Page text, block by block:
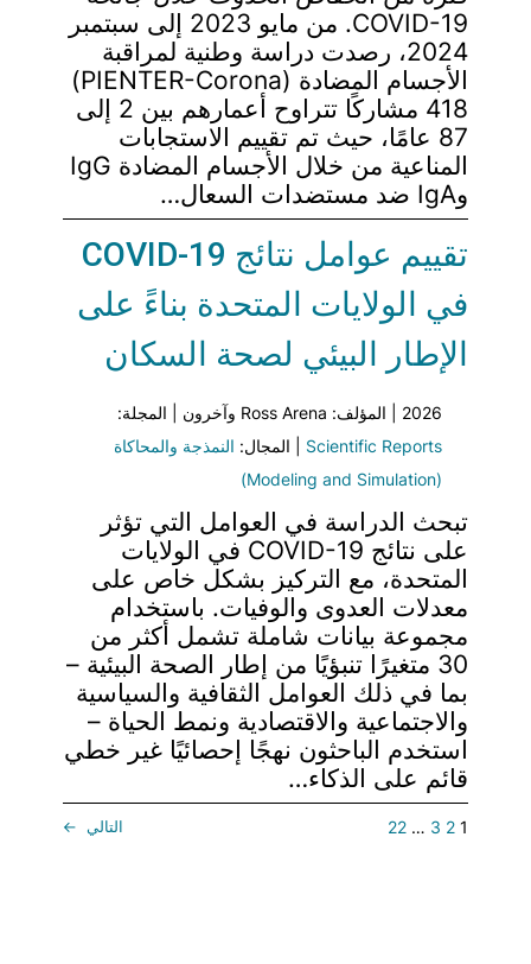
COVID-19. من مايو 2023 إلى سبتمبر
2024، رصدت دراسة وطنية لمراقبة
الأجسام المضادة (PIENTER-Corona)
418 مشاركًا تتراوح أعمارهم بين 2 إلى
87 عامًا، حيث تم تقييم الاستجابات
المناعية من خلال الأجسام المضادة IgG
وIgA ضد مستضدات السعال…
تقييم عوامل نتائج COVID-19
في الولايات المتحدة بناءً على
الإطار البيئي لصحة السكان
2026 | المؤلف: Ross Arena وآخرون | المجلة:
Scientific Reports | المجال: النمذجة والمحاكاة
(Modeling and Simulation)
تبحث الدراسة في العوامل التي تؤثر
على نتائج COVID-19 في الولايات
المتحدة، مع التركيز بشكل خاص على
معدلات العدوى والوفيات. باستخدام
مجموعة بيانات شاملة تشمل أكثر من
30 متغيرًا تنبؤيًا من إطار الصحة البيئية –
بما في ذلك العوامل الثقافية والسياسية
والاجتماعية والاقتصادية ونمط الحياة –
استخدم الباحثون نهجًا إحصائيًا غير خطي
قائم على الذكاء…
1
2
3
…
22 التالي →